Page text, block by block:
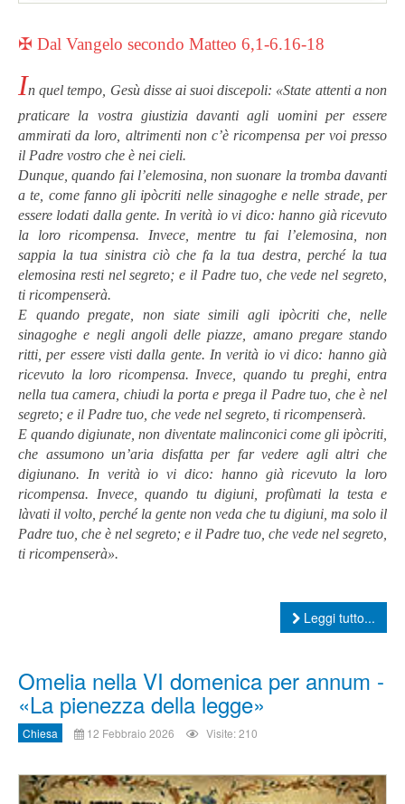
✠ Dal Vangelo secondo Matteo 6,1-6.16-18
In quel tempo, Gesù disse ai suoi discepoli: «State attenti a non
praticare la vostra giustizia davanti agli uomini per essere
ammirati da loro, altrimenti non c’è ricompensa per voi presso
il Padre vostro che è nei cieli.
Dunque, quando fai l’elemosina, non suonare la tromba davanti
a te, come fanno gli ipòcriti nelle sinagoghe e nelle strade, per
essere lodati dalla gente. In verità io vi dico: hanno già ricevuto
la loro ricompensa. Invece, mentre tu fai l’elemosina, non
sappia la tua sinistra ciò che fa la tua destra, perché la tua
elemosina resti nel segreto; e il Padre tuo, che vede nel segreto,
ti ricompenserà.
E quando pregate, non siate simili agli ipòcriti che, nelle
sinagoghe e negli angoli delle piazze, amano pregare stando
ritti, per essere visti dalla gente. In verità io vi dico: hanno già
ricevuto la loro ricompensa. Invece, quando tu preghi, entra
nella tua camera, chiudi la porta e prega il Padre tuo, che è nel
segreto; e il Padre tuo, che vede nel segreto, ti ricompenserà.
E quando digiunate, non diventate malinconici come gli ipòcriti,
che assumono un’aria disfatta per far vedere agli altri che
digiunano. In verità io vi dico: hanno già ricevuto la loro
ricompensa. Invece, quando tu digiuni, profùmati la testa e
làvati il volto, perché la gente non veda che tu digiuni, ma solo il
Padre tuo, che è nel segreto; e il Padre tuo, che vede nel segreto,
ti ricompenserà».
Leggi tutto...
Omelia nella VI domenica per annum -
«La pienezza della legge»
Chiesa 12 Febbraio 2026 Visite: 210